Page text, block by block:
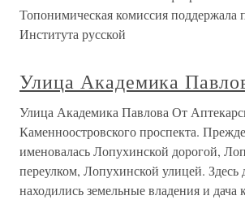
Топонимическая комиссия поддержала
Института русской
Улица Академика
Улица Академика Павлова От
Каменноостровского проспекта.
именовалась Лопухинской дорогой,
переулком, Лопухинской улицей. Здесь
находились земельные владения и дача